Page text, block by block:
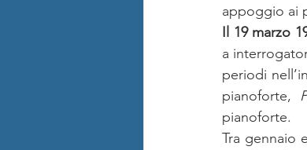
appoggio ai
Il 19 marzo
a
periodi
pianoforte,
pianoforte.
Tra gennaio